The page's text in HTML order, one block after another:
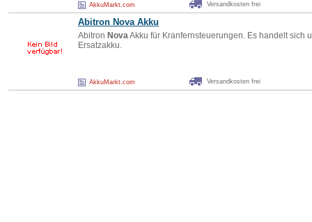
AkkuMarkt.com Versandkosten frei
Abitron NovaAkku
Abitron NovaAkku für Kranfernsteuerungen. Es handelt sich
Ersatzakku.
AkkuMarkt.com Versandkosten frei